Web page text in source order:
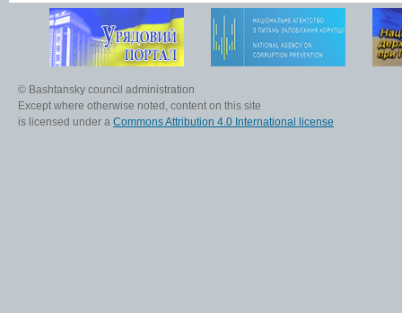
© Bashtansky council administration
Except where otherwise noted, content on this site
is licensed under a Commons Attribution 4.0 International license